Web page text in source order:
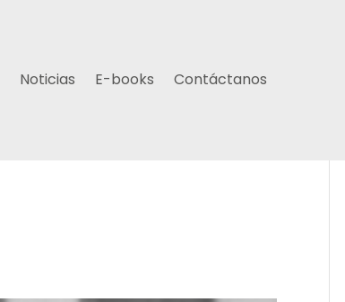
Noticias E-books Contáctanos